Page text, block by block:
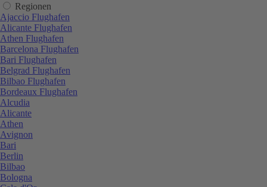
Regionen
Ajaccio Flughafen
Alicante Flughafen
Athen Flughafen
Barcelona Flughafen
Bari Flughafen
Belgrad Flughafen
Bilbao Flughafen
Bordeaux Flughafen
Alcudia
Alicante
Athen
Avignon
Bari
Berlin
Bilbao
Bologna